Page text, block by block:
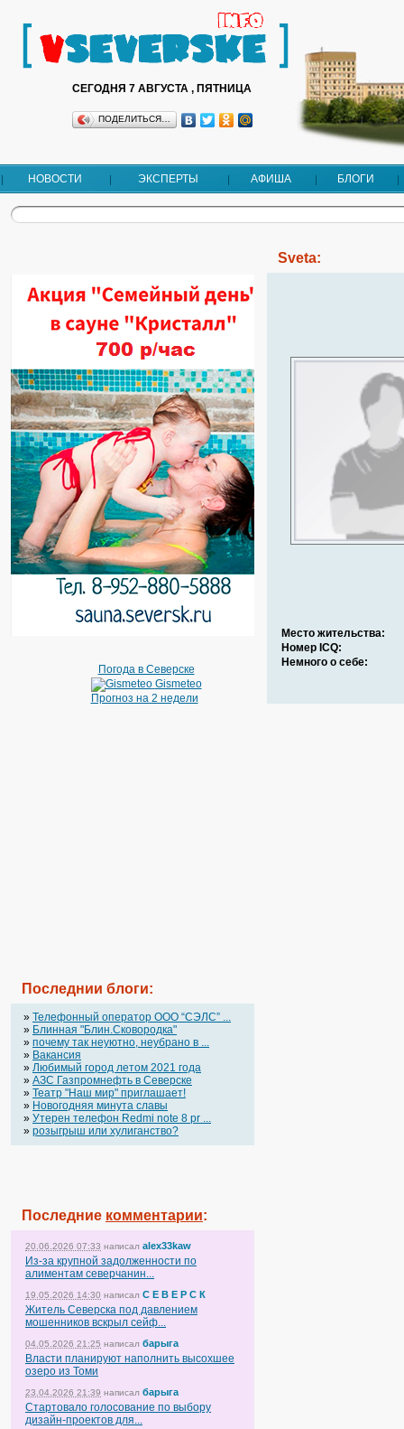
СЕГОДНЯ 7 АВГУСТА , ПЯТНИЦА
ПОДЕЛИТЬСЯ…
НОВОСТИ ЭКСПЕРТЫ АФИША БЛОГИ
Погода в Северске
Gismeteo
Прогноз на 2 недели
Последнии блоги:
» Телефонный оператор OOO “СЭЛС” ...
» Блинная "Блин.Сковородка"
» почему так неуютно, неубрано в ...
» Вакансия
» Любимый город летом 2021 года
» АЗС Газпромнефть в Северске
» Театр "Наш мир" приглашает!
» Новогодняя минута славы
» Утерен телефон Redmi note 8 pr ...
» розыгрыш или хулиганство?
Последние комментарии:
20.06.2026 07:33 написал alex33kaw
Из-за крупной задолженности по
алиментам северчанин...
19.05.2026 14:30 написал С Е В Е Р С К
Житель Северска под давлением
мошенников вскрыл сейф...
04.05.2026 21:25 написал барыга
Власти планируют наполнить высохшее
озеро из Томи
23.04.2026 21:39 написал барыга
Стартовало голосование по выбору
дизайн-проектов для...
Sveta:
Место жительства:
Номер ICQ:
Немного о себе: